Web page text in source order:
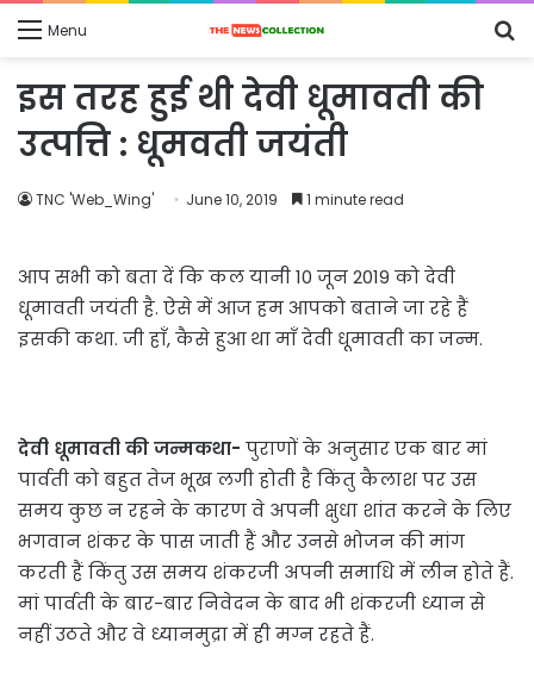
Menu
इस तरह हुई थी देवी धूमावती की
उत्पत्ति : धूमवती जयंती
TNC 'Web_Wing' June 10, 2019 1 minute read
आप सभी को बता दें कि कल यानी 10 जून 2019 को देवी
धूमावती जयंती है. ऐसे में आज हम आपको बताने जा रहे हैं
इसकी कथा. जी हाँ, कैसे हुआ था माँ देवी धूमावती का जन्म.
देवी धूमावती की जन्मकथा- पुराणों के अनुसार एक बार मां
पार्वती को बहुत तेज भूख लगी होती है किंतु कैलाश पर उस
समय कुछ न रहने के कारण वे अपनी क्षुधा शांत करने के लिए
भगवान शंकर के पास जाती हैं और उनसे भोजन की मांग
करती हैं किंतु उस समय शंकरजी अपनी समाधि में लीन होते हैं.
मां पार्वती के बार-बार निवेदन के बाद भी शंकरजी ध्यान से
नहीं उठते और वे ध्यानमुद्रा में ही मग्न रहते हैं.